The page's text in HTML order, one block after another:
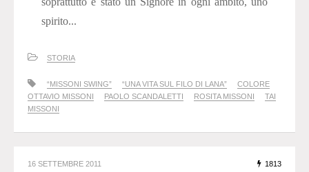
spirito...
STORIA
“MISSONI SWING” “UNA VITA SUL FILO DI LANA”
COLORE
OTTAVIO MISSONI
PAOLO SCANDALETTI ROSITA MISSONI
TAI
MISSONI
16 SETTEMBRE 2011 1813